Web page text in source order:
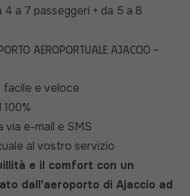
4 a 7 passeggeri + da 5 a 8
aeroportuale Ajaccio -
facile e veloce
via e-mail e SMS
al vostro servizio
e il comfort con un
dall'aeroporto di Ajaccio ad